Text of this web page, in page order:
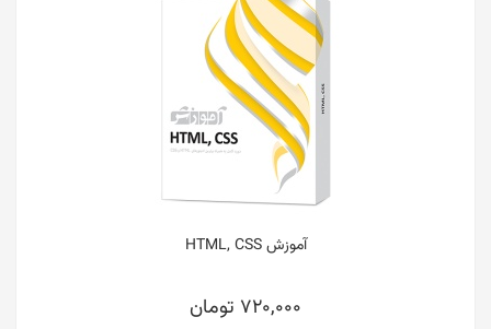
آموزش HTML, CSS
720,000 تومان